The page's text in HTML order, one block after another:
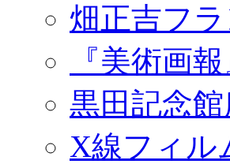
畑正吉フ
『美術画
黒田記念
X線フィル